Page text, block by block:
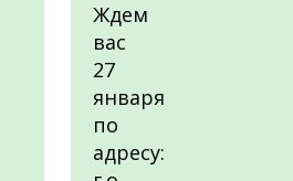
Ждем
вас
27
января
по
адресу: